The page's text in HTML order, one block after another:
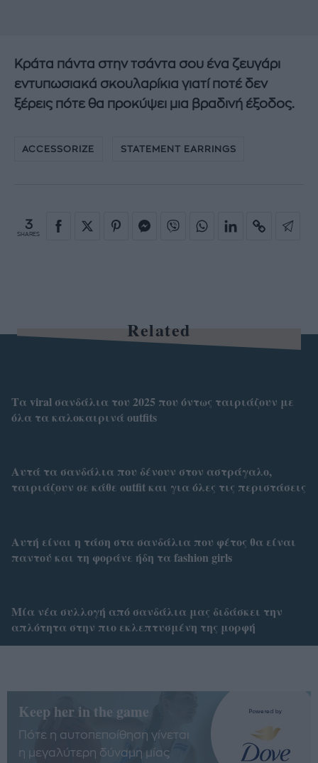
Κράτα πάντα στην τσάντα σου ένα ζευγάρι
εντυπωσιακά σκουλαρίκια γιατί ποτέ δεν
ξέρεις πότε θα προκύψει μια βραδινή έξοδος.
ACCESSORIZE STATEMENT EARRINGS
3
SHARES
Related
Τα viral σανδάλια του 2025 που όντως ταιριάζουν με
όλα τα καλοκαιρινά outfits
Αυτά τα σανδάλια που δένουν στον αστράγαλο,
ταιριάζουν σε κάθε outfit και για όλες τις περιστάσεις
Αυτή είναι η τάση στα σανδάλια που φέτος θα είναι
παντού και τη φοράνε ήδη τα fashion girls
Μία νέα συλλογή από σανδάλια μας διδάσκει την
απλότητα στην πιο εκλεπτυσμένη της μορφή
Keep her in the game
Πότε η αυτοπεποίθηση γίνεται
η μεγαλύτερη δύναμη μίας